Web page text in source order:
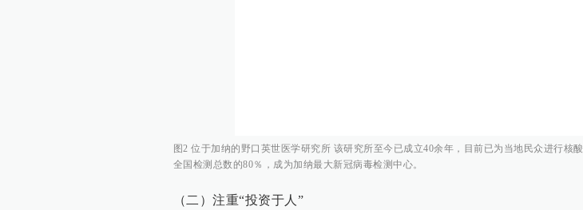
图2 位于加纳的野口英世医学研究所 该研究所至今已成立40余年，目前已为当地民众进行核
全国检测总数的80％，成为加纳最大新冠病毒检测中心。
（二）注重“投资于人”